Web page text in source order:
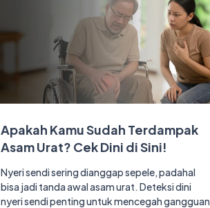
Apakah Kamu Sudah Terdampak
Asam Urat? Cek Dini di Sini!
Nyeri sendi sering dianggap sepele, padahal
bisa jadi tanda awal asam urat. Deteksi dini
nyeri sendi penting untuk mencegah gangguan